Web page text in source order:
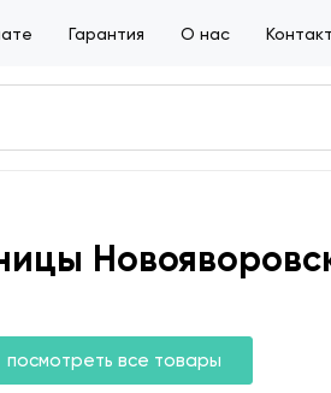
Гарантия О нас
посмотреть все товары